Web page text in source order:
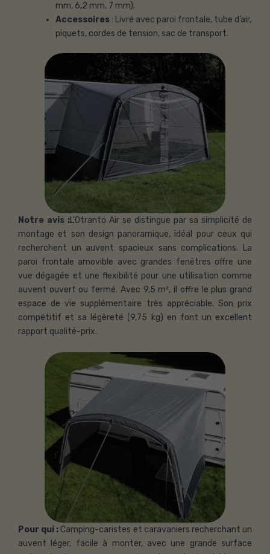
mm, 6,2 mm, 7 mm).
Accessoires : Livré avec paroi frontale, tube d’air,
piquets, cordes de tension, sac de transport.
Notre avis :L’Otranto Air se distingue par sa simplicité de
montage et son design panoramique, idéal pour ceux qui
recherchent un auvent spacieux sans complications. La
paroi frontale amovible avec grandes fenêtres offre une
vue dégagée et une flexibilité pour une utilisation comme
auvent ouvert ou fermé. Avec 9,5 m², il offre le plus grand
espace de vie supplémentaire très appréciable. Son prix
compétitif et sa légèreté (9,75 kg) en font un excellent
rapport qualité-prix.
Pour qui : Camping-caristes et caravaniers recherchant un
auvent léger, facile à monter, avec une grande surface